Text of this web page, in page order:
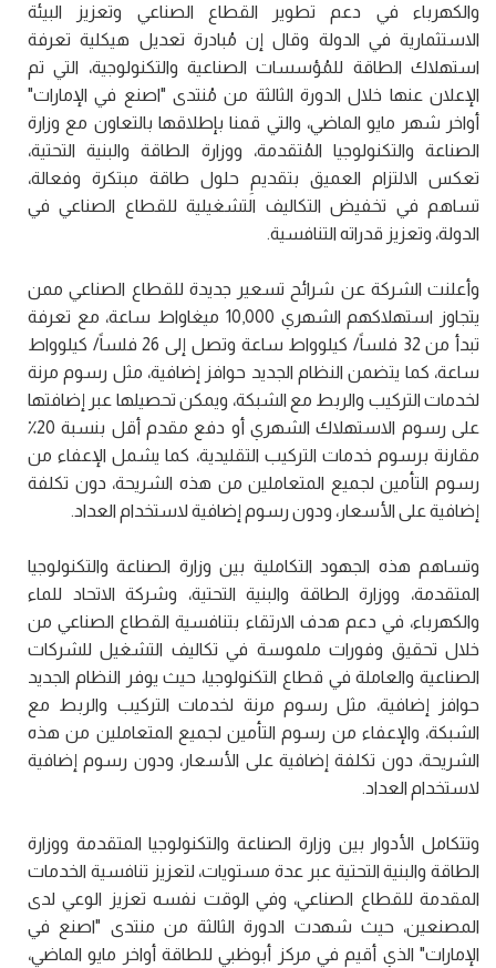
والكهرباء في دعم تطوير القطاع الصناعي وتعزيز البيئة
الاستثمارية في الدولة وقال إن مُبادرة تعديل هيكلية تعرفة
استهلاك الطاقة للمُؤسسات الصناعية والتكنولوجية، التي تم
الإعلان عنها خلال الدورة الثالثة من مُنتدى "اصنع في الإمارات"
أواخر شهر مايو الماضي، والتي قمنا بإطلاقها بالتعاون مع وزارة
الصناعة والتكنولوجيا المُتقدمة، ووزارة الطاقة والبنية التحتية،
تعكس الالتزام العميق بتقديمِ حلول طاقة مبتكرة وفعالة،
تساهم في تخفيض التكاليف التشغيلية للقطاع الصناعي في
الدولة، وتعزيز قدراته التنافسية.
وأعلنت الشركة عن شرائح تسعير جديدة للقطاع الصناعي ممن
يتجاوز استهلاكهم الشهري 10,000 ميغاواط ساعة، مع تعرفة
تبدأ من 32 فلساً/ كيلوواط ساعة وتصل إلى 26 فلساً/ كيلوواط
ساعة، كما يتضمن النظام الجديد حوافز إضافية، مثل رسوم مرنة
لخدمات التركيب والربط مع الشبكة، ويمكن تحصيلها عبر إضافتها
على رسوم الاستهلاك الشهري أو دفع مقدم أقل بنسبة 20٪
مقارنة برسوم خدمات التركيب التقليدية، كما يشمل الإعفاء من
رسوم التأمين لجميع المتعاملين من هذه الشريحة، دون تكلفة
إضافية على الأسعار، ودون رسوم إضافية لاستخدام العداد.
وتساهم هذه الجهود التكاملية بين وزارة الصناعة والتكنولوجيا
المتقدمة، ووزارة الطاقة والبنية التحتية، وشركة الاتحاد للماء
والكهرباء، في دعم هدف الارتقاء بتنافسية القطاع الصناعي من
خلال تحقيق وفورات ملموسة في تكاليف التشغيل للشركات
الصناعية والعاملة في قطاع التكنولوجيا، حيث يوفر النظام الجديد
حوافز إضافية، مثل رسوم مرنة لخدمات التركيب والربط مع
الشبكة، والإعفاء من رسوم التأمين لجميع المتعاملين من هذه
الشريحة، دون تكلفة إضافية على الأسعار، ودون رسوم إضافية
لاستخدام العداد.
وتتكامل الأدوار بين وزارة الصناعة والتكنولوجيا المتقدمة ووزارة
الطاقة والبنية التحتية عبر عدة مستويات، لتعزيز تنافسية الخدمات
المقدمة للقطاع الصناعي، وفي الوقت نفسه تعزيز الوعي لدى
المصنعين، حيث شهدت الدورة الثالثة من منتدى "اصنع في
الإمارات" الذي أقيم في مركز أبوظبي للطاقة أواخر مايو الماضي،